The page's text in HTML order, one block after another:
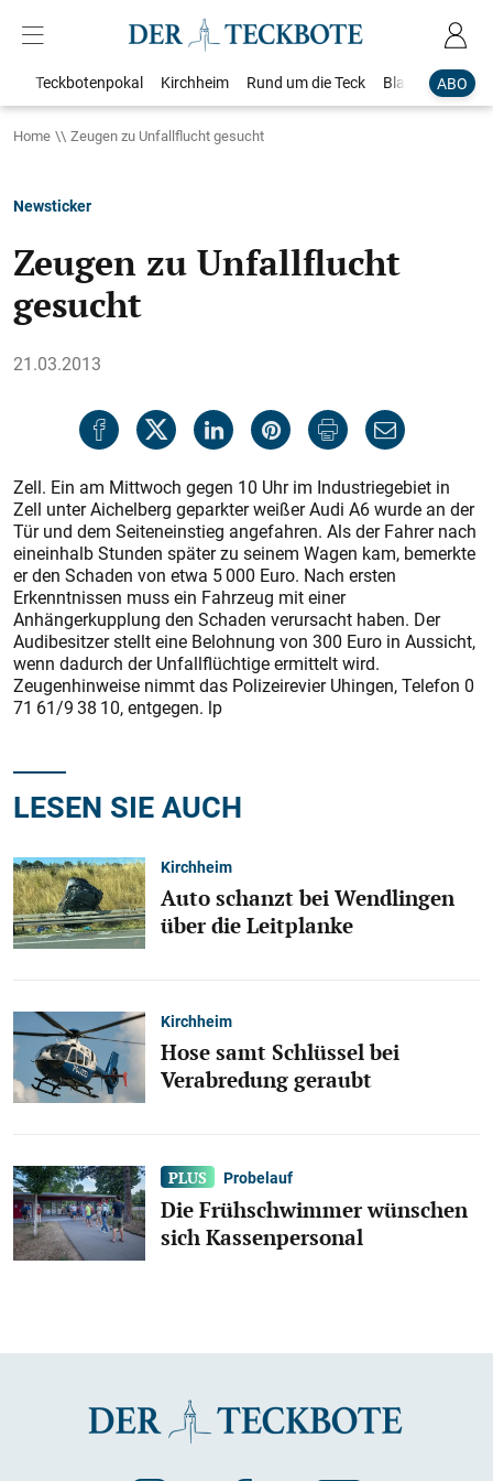
ABO
Teckbotenpokal Kirchheim Rund um die Teck Blaulicht
Home Zeugen zu Unfallflucht gesucht
Newsticker
Zeugen zu Unfallflucht
gesucht
21.03.2013
Zell. Ein am Mittwoch gegen 10 Uhr im Industriegebiet in
Zell unter Aichelberg geparkter weißer Audi A6 wurde an der
Tür und dem Seiteneinstieg angefahren. Als der Fahrer nach
eineinhalb Stunden später zu seinem Wagen kam, bemerkte
er den Schaden von etwa 5 000 Euro. Nach ersten
Erkenntnissen muss ein Fahrzeug mit einer
Anhängerkupplung den Schaden verursacht haben. Der
Audibesitzer stellt eine Belohnung von 300 Euro in Aussicht,
wenn dadurch der Unfallflüchtige ermittelt wird.
Zeugenhinweise nimmt das Polizeirevier Uhingen, Telefon 0
71 61/9 38 10, entgegen. lp
LESEN SIE AUCH
Kirchheim
Auto schanzt bei Wendlingen
über die Leitplanke
Kirchheim
Hose samt Schlüssel bei
Verabredung geraubt
Probelauf
Die Frühschwimmer wünschen
sich Kassenpersonal